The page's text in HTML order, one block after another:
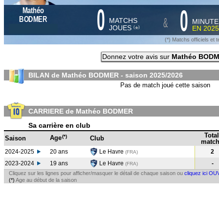
Mathéo
BODMER
0 MATCHS
JOUES (*) & 0
EN
(*) Matchs officiels et
Donnez votre avis sur Mathéo
BILAN de Mathéo BODMER - saison 2025/2026
Pas de match joué cette saison
CARRIERE de Mathéo BODMER
Sa carrière en club
Saison Age(*) Club
Total
2024-2025 20 ans Le Havre (FRA)
2
2023-2024
19 ans Le Havre (FRA) -
Cliquez sur les lignes pour afficher/masquer le détail de chaque saison ou cliquez ici
(*) Age au début de la saison